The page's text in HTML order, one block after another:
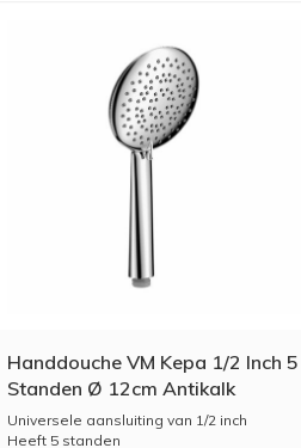
Handdouche VM Kepa 1/2 Inch 5
Standen Ø 12cm Antikalk
Waterbesparend
Universele aansluiting van 1/2 inch
Heeft 5 standen